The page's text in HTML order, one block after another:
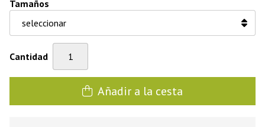
Tamaños
Cantidad
Añadir a la cesta